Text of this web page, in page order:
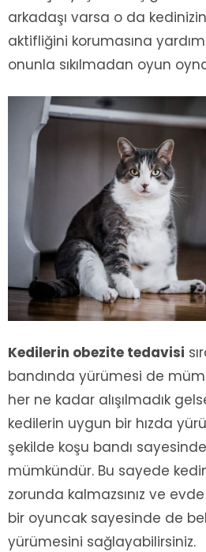
arkadaşı varsa o da
aktifliğini korumasına
onunla sıkılmadan oyun
Kedilerin obezite tedavisi
bandında yürümesi de
her ne kadar alışılmadık
kedilerin uygun bir hızda
şekilde koşu bandı
mümkündür. Bu sayede
zorunda kalmazsınız ve
bir oyuncak sayesinde de
yürümesini sağlayabilirsiniz.